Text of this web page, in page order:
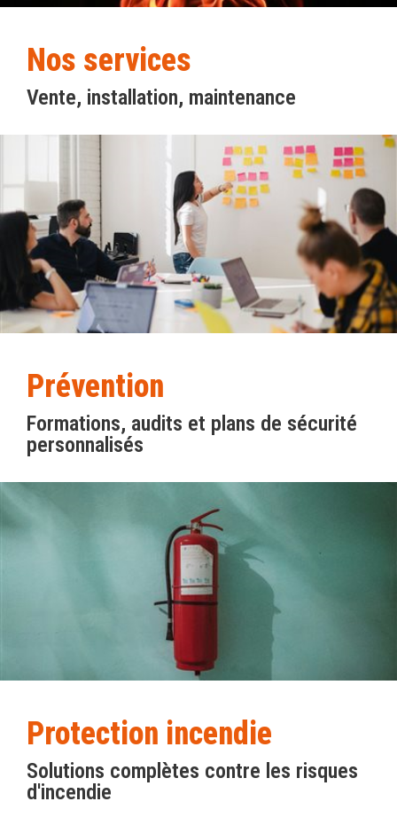
Nos services
Vente, installation, maintenance
Prévention
Formations, audits et plans de sécurité
personnalisés
Protection incendie
Solutions complètes contre les risques
d'incendie